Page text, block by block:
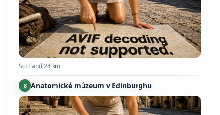
Scotland·24 km
8 Anatomické múzeum v Edinburghu
Scotland·24 km